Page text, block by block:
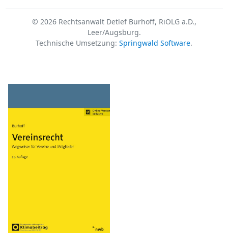
© 2026 Rechtsanwalt Detlef Burhoff, RiOLG a.D.,
Leer/Augsburg.
Technische Umsetzung: Springwald Software.